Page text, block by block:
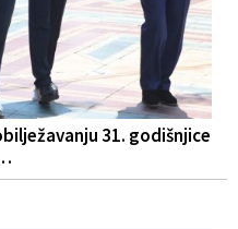
31. godišnjice